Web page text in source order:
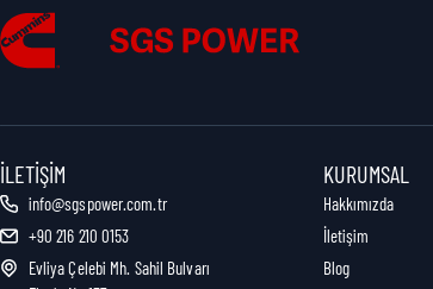
Nakliye Uzunluğu:
Nakliye Ağırlığı:
İLETIŞIM
info@sgspower.com.tr
+90 216 210 0153
Evliya Çelebi Mh. Sahil Bulvarı
KURUMSAL
Hakkımızda
İletişim
Blog